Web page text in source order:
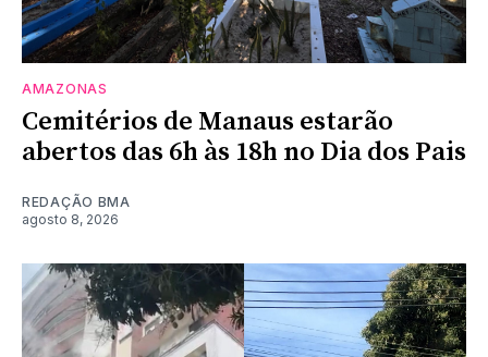
AMAZONAS
Cemitérios de Manaus estarão
abertos das 6h às 18h no Dia dos Pais
REDAÇÃO BMA
agosto 8, 2026